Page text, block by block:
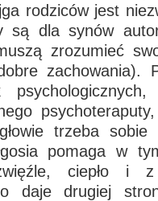
rodziców jest
są dla synów
zrozumieć
zachowania).
trzeba sobie
pomaga w
ciepło i z
daje drugiej